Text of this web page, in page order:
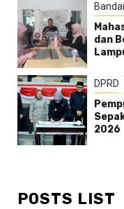
dan
DPRD
2026
POSTS LIST